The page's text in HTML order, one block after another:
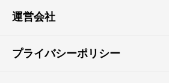
運営会社
プライバシーポリシー